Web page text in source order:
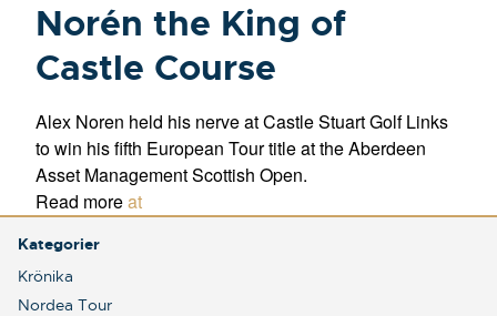
Norén the King of
Castle Course
Alex Noren held his nerve at Castle Stuart Golf Links
to win his fifth European Tour title at the Aberdeen
Asset Management Scottish Open.
Read moreat
Kategorier
Krönika
Nordea Tour